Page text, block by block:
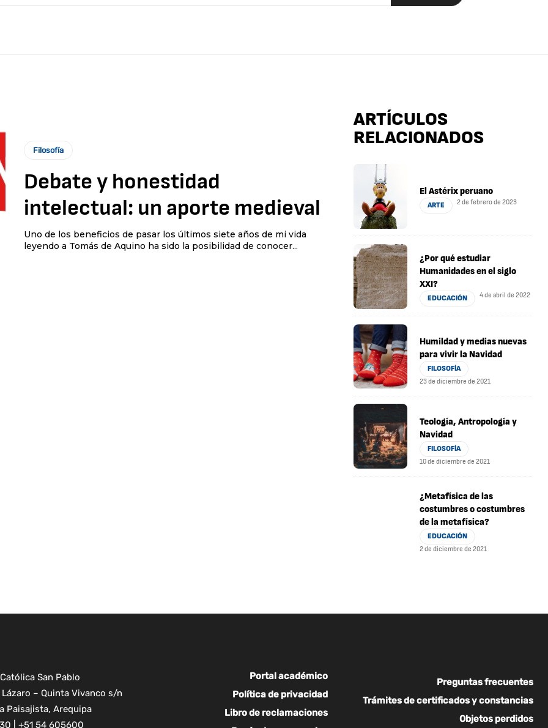
Filosofía
Debate y honestidad
intelectual: un aporte medieval
Uno de los beneficios de pasar los últimos siete años de mi vida
leyendo a Tomás de Aquino ha sido la posibilidad de conocer...
ARTÍCULOS
RELACIONADOS
El Astérix peruano
ARTE 2 de febrero de 2023
¿Por qué estudiar
Humanidades en el siglo
XXI?
EDUCACIÓN 4 de abril de 2022
Humildad y medias nuevas
para vivir la Navidad
FILOSOFÍA
23 de diciembre de 2021
Teología, Antropología y
Navidad
FILOSOFÍA
10 de diciembre de 2021
¿Metafísica de las
costumbres o costumbres
de la metafísica?
EDUCACIÓN
2 de diciembre de 2021
San Pablo
Lázaro – Quinta Vivanco s/n
Paisajista, Arequipa
| +51 54 605600
Portal académico
Política de privacidad
Libro de reclamaciones
Preguntas frecuentes
Trámites de certificados y constancias
Objetos perdidos